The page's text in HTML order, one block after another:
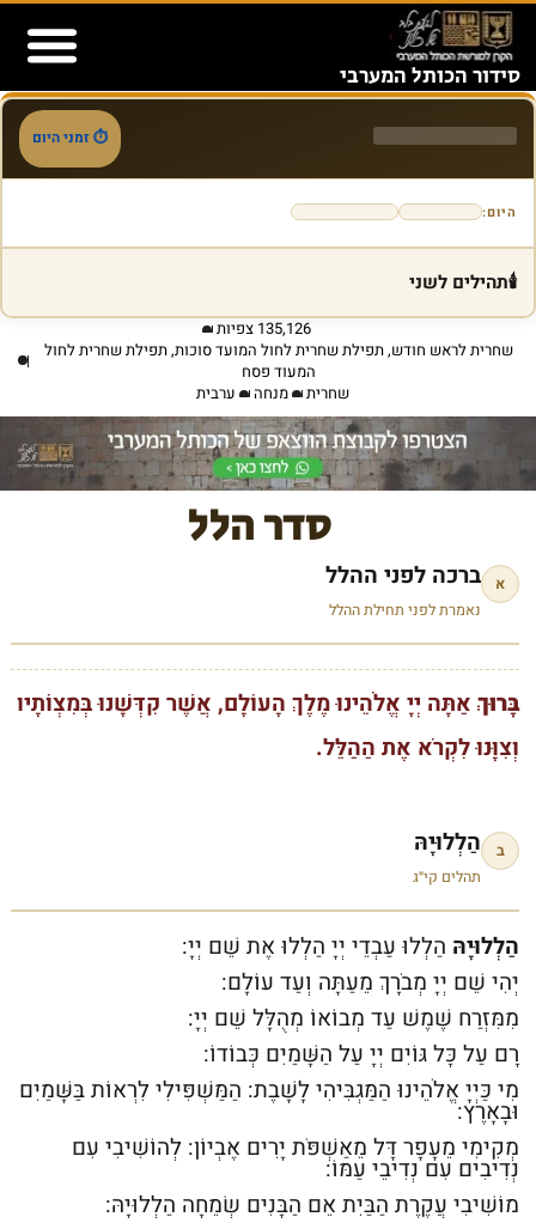
content
סידור הכותל המערבי
⏱ זמני היום
היום:
🕯️תהילים לשני
135,126 צפיות
שחרית לראש חודש,תפילת שחרית לחול המועד סוכות,תפילת שחרית לחול
המעוד פסח
שחרית
מנחה ערבית
סדר הלל
א ברכה לפני ההלל
נאמרת לפני תחילת ההלל
בָּרוּךְ אַתָּה יְיָ אֱלֹהֵינוּ מֶלֶךְ הָעוֹלָם, אֲשֶׁר קִדְּשָׁנוּ בְּמִצְוֹתָיו
וְצִוָּנוּ לִקְרֹא אֶת הַהַלֵּל.
ב הַלְלוּיָהּ
תהלים קי״ג
הַלְלוּיָהּ הַלְלוּ עַבְדֵי יְיָ הַלְלוּ אֶת שֵׁם יְיָ:
יְהִי שֵׁם יְיָ מְבֹרָךְ מֵעַתָּה וְעַד עוֹלָם:
מִמִּזְרַח שֶׁמֶשׁ עַד מְבוֹאוֹ מְהֻלָּל שֵׁם יְיָ:
רָם עַל כָּל גּוֹיִם יְיָ עַל הַשָּׁמַיִם כְּבוֹדוֹ:
מִי כַּיְיָ אֱלֹהֵינוּ הַמַּגְבִּיהִי לָשָׁבֶת: הַמַּשְׁפִּילִי לִרְאוֹת בַּשָּׁמַיִם
וּבָאָרֶץ:
מְקִימִי מֵעָפָר דָּל מֵאַשְׁפֹּת יָרִים אֶבְיוֹן: לְהוֹשִׁיבִי עִם
נְדִיבִים עִם נְדִיבֵי עַמּוֹ:
מוֹשִׁיבִי עֲקֶרֶת הַבַּיִת אֵם הַבָּנִים שְׂמֵחָה הַלְלוּיָהּ: